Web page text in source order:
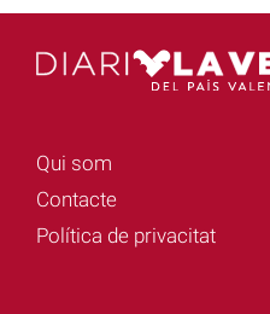
Qui som
Contacte
Política de privacitat